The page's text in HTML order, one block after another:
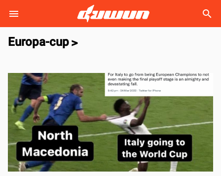
search
Europa-cup>